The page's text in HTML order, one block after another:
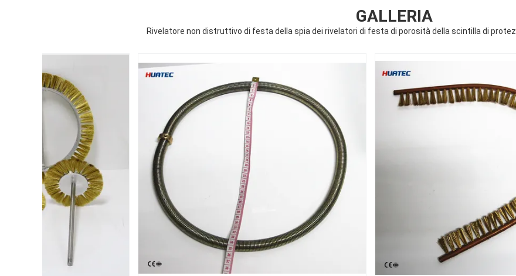
GALLERIA
Rivelatore non distruttivo di festa della spia dei rivelatori di festa di porosità della scintilla di